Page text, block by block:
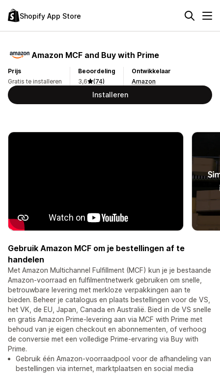
Shopify App Store
Amazon MCF and Buy with Prime
Prijs
Gratis te installeren
Beoordeling
3,6
(74)
Ontwikkelaar
Amazon
Installeren
Gebruik Amazon MCF om je bestellingen af te
handelen
Met Amazon Multichannel Fulfillment (MCF) kun je je bestaande
Amazon-voorraad en fulfilmentnetwerk gebruiken om snelle,
betrouwbare levering met merkloze verpakkingen aan te
bieden. Beheer je catalogus en plaats bestellingen voor de VS,
het VK, de EU, Japan, Canada en Australië. Bied in de VS snelle
en gratis Amazon Prime-levering aan via MCF with Prime met
behoud van je eigen checkout en abonnementen, of verhoog
de conversie met een volledige Prime-ervaring via Buy with
Prime.
Gebruik één Amazon-voorraadpool voor de afhandeling van
bestellingen via internet, marktplaatsen en social media